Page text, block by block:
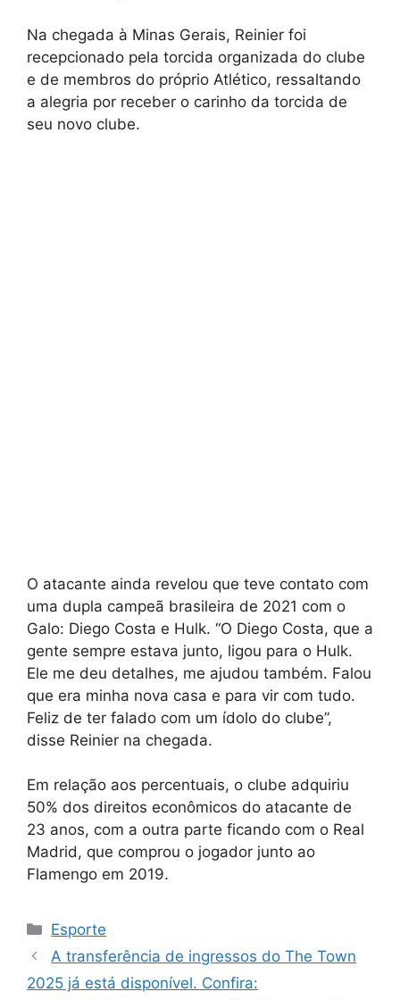
Na chegada à Minas Gerais, Reinier foi
recepcionado pela torcida organizada do clube
e de membros do próprio Atlético, ressaltando
a alegria por receber o carinho da torcida de
seu novo clube.
O atacante ainda revelou que teve contato com
uma dupla campeã brasileira de 2021 com o
Galo: Diego Costa e Hulk. “O Diego Costa, que a
gente sempre estava junto, ligou para o Hulk.
Ele me deu detalhes, me ajudou também. Falou
que era minha nova casa e para vir com tudo.
Feliz de ter falado com um ídolo do clube”,
disse Reinier na chegada.
Em relação aos percentuais, o clube adquiriu
50% dos direitos econômicos do atacante de
23 anos, com a outra parte ficando com o Real
Madrid, que comprou o jogador junto ao
Flamengo em 2019.
Categorias
Esporte
A transferência de ingressos do The Town
2025 já está disponível. Confira: